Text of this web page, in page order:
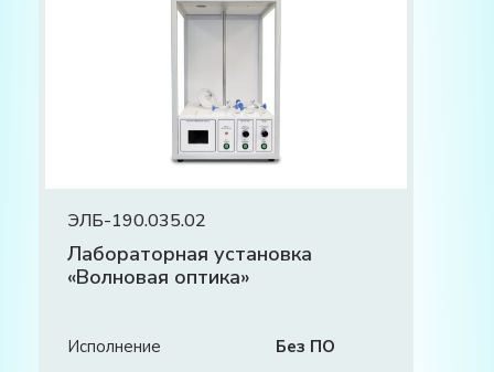
ЭЛБ-190.035.02
Лабораторная установка
«Волновая оптика»
Исполнение Без ПО